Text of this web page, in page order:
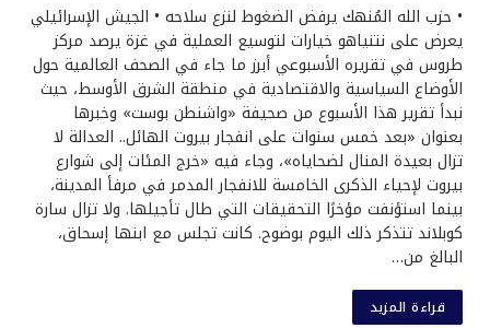
• حزب الله المُنهك يرفض الضغوط لنزع سلاحه • الجيش الإسرائيلي
يعرض على نتنياهو خيارات لتوسيع العملية في غزة يرصد مركز
طروس في تقريره الأسبوعي أبرز ما جاء في الصحف العالمية حول
الأوضاع السياسية والاقتصادية في منطقة الشرق الأوسط، حيث
نبدأ تقرير هذا الأسبوع من صحيفة «واشنطن بوست» وخبرها
بعنوان «بعد خمس سنوات على انفجار بيروت الهائل.. العدالة لا
تزال بعيدة المنال لضحاياه»، وجاء فيه «خرج المئات إلى شوارع
بيروت لإحياء الذكرى الخامسة للانفجار المدمر في مرفأ المدينة،
بينما استؤنفت مؤخرًا التحقيقات التي طال تأجيلها. ولا تزال سارة
كوبلاند تتذكر ذلك اليوم بوضوح. كانت تجلس مع ابنها إسحاق،
البالغ من…
قراءة المزيد